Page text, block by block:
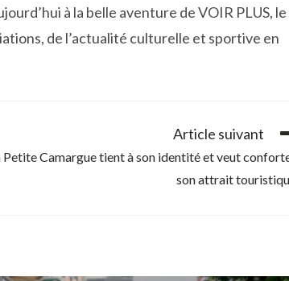
à la belle aventure de VOIR PLUS, le
de l’actualité culturelle et sportive en
Article suivant
Petite Camargue tient à son identité et veut
son attrait